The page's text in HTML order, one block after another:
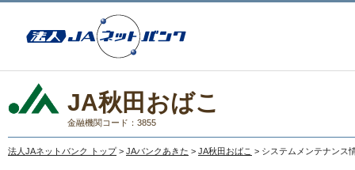
JA秋田おばこ
金融機関コード：3855
法人JAネットバンク トップ > JAバンクあきた > JA秋田おばこ > システムメンテナンス